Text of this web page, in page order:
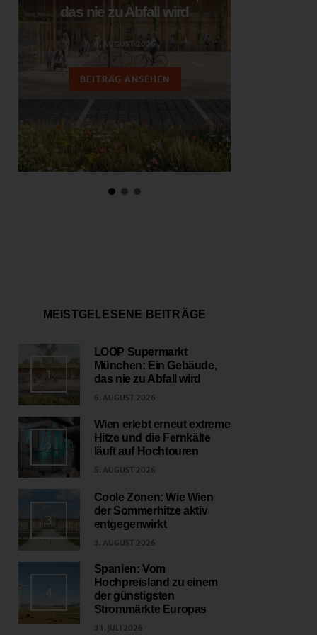
das nie zu Abfall wird
6. AUGUST 2026
BEITRAG ANSEHEN
MEISTGELESENE BEITRÄGE
1
LOOP Supermarkt
München: Ein Gebäude,
das nie zu Abfall wird
6. AUGUST 2026
2
Wien erlebt erneut extreme
Hitze und die Fernkälte
läuft auf Hochtouren
5. AUGUST 2026
3
Coole Zonen: Wie Wien
der Sommerhitze aktiv
entgegenwirkt
3. AUGUST 2026
4
Spanien: Vom
Hochpreisland zu einem
der günstigsten
Strommärkte Europas
31. JULI 2026